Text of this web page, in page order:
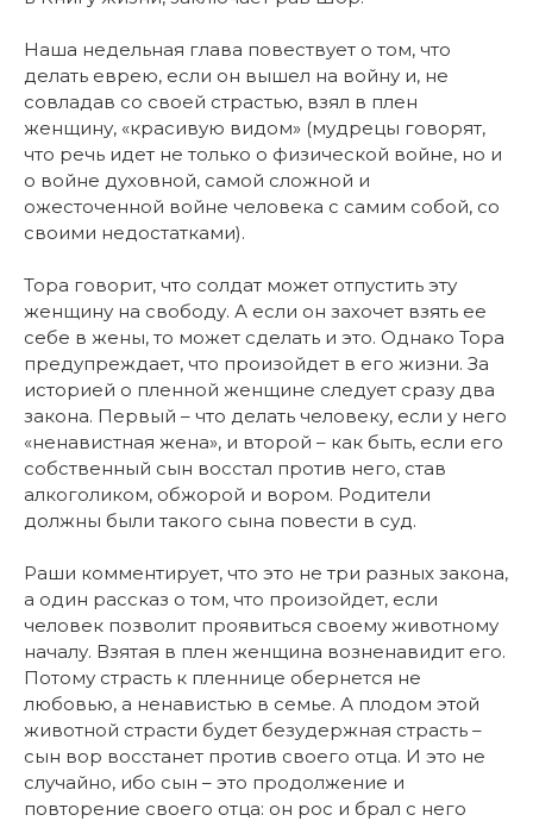
Наша недельная глава повествует о том, что
делать еврею, если он вышел на войну и, не
совладав со своей страстью, взял в плен
женщину, «красивую видом» (мудрецы говорят,
что речь идет не только о физической войне, но и
о войне духовной, самой сложной и
ожесточенной войне человека с самим собой, со
своими недостатками).
Тора говорит, что солдат может отпустить эту
женщину на свободу. А если он захочет взять ее
себе в жены, то может сделать и это. Однако Тора
предупреждает, что произойдет в его жизни. За
историей о пленной женщине следует сразу два
закона. Первый – что делать человеку, если у него
«ненавистная жена», и второй – как быть, если его
собственный сын восстал против него, став
алкоголиком, обжорой и вором. Родители
должны были такого сына повести в суд.
Раши комментирует, что это не три разных закона,
а один рассказ о том, что произойдет, если
человек позволит проявиться своему животному
началу. Взятая в плен женщина возненавидит его.
Потому страсть к пленнице обернется не
любовью, а ненавистью в семье. А плодом этой
животной страсти будет безудержная страсть –
сын вор восстанет против своего отца. И это не
случайно, ибо сын – это продолжение и
повторение своего отца: он рос и брал с него